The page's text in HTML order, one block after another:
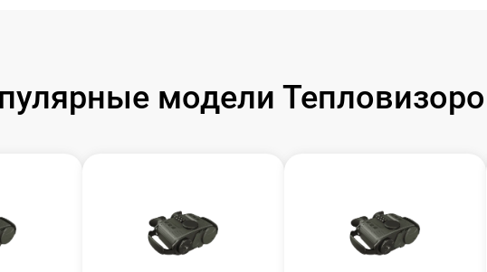
от 60 мин
модели